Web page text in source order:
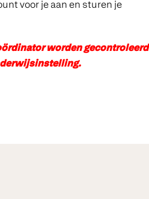
voor je aan en sturen je
worden gecontroleerd